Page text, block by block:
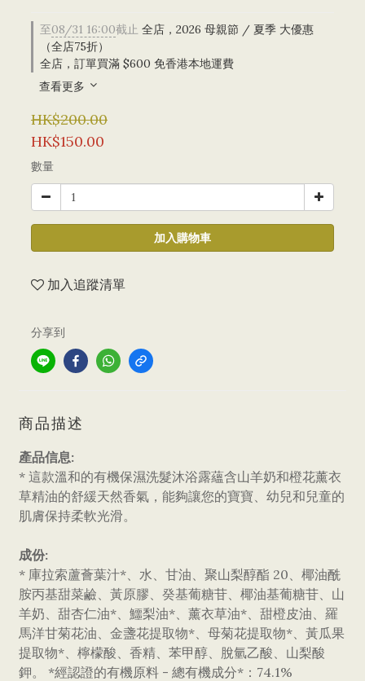
至08/31 16:00截止 全店，2026 母親節 / 夏季 大優惠
（全店75折）
全店，訂單買滿 $600 免香港本地運費
查看更多
HK$200.00
HK$150.00
數量
加入購物車
加入追蹤清單
分享到
商品描述
產品信息:
* 這款溫和的有機保濕洗髮沐浴露蘊含山羊奶和橙花薰衣
草精油的舒緩天然香氣，能夠讓您的寶寶、幼兒和兒童的
肌膚保持柔軟光滑。
成份:
* 庫拉索蘆薈葉汁*、水、甘油、聚山梨醇酯 20、椰油酰
胺丙基甜菜鹼、黃原膠、癸基葡糖苷、椰油基葡糖苷、山
羊奶、甜杏仁油*、鱷梨油*、薰衣草油*、甜橙皮油、羅
馬洋甘菊花油、金盞花提取物*、母菊花提取物*、黃瓜果
提取物*、檸檬酸、香精、苯甲醇、脫氫乙酸、山梨酸
鉀。 *經認證的有機原料 - 總有機成分*：74.1%